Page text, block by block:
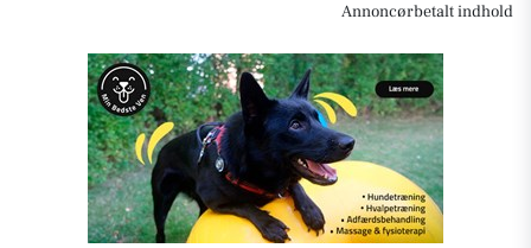
Annoncørbetalt indhold